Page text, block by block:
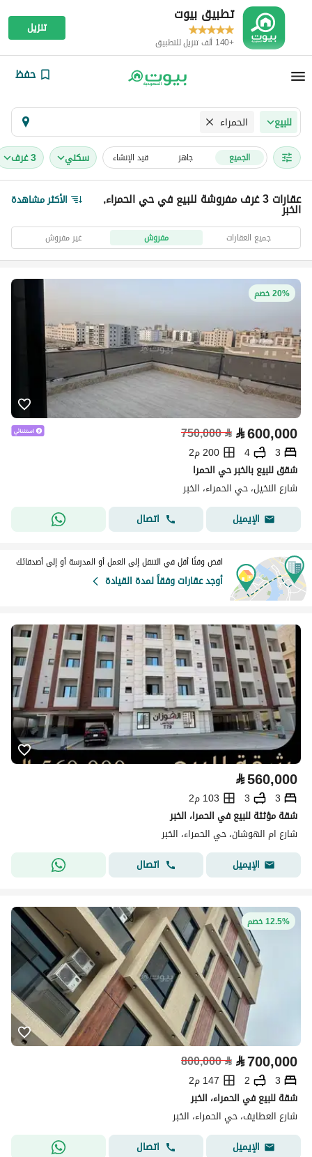
تطبيق بيوت
+140 ألف تنزيل للتطبيق
تنزيل
حفظ
للبيع الحمراء
الجميع جاهز قيد الإنشاء سكني 3 غرف
عقارات 3 غرف مفروشة للبيع في حي الحمراء, الخبر الأكثر مشاهدة
جميع العقارات مفروش غير مفروش
20% خصم
⃁600,000
⃁
750,000
3
4
200 م2
شقق للبيع بالخبر حي الحمرا
شارع النخيل، حي الحمراء، الخبر
الإيميل
اتصال
اقض وقتًا أقل في التنقل إلى العمل أو المدرسة أو إلى أصدقائك
أوجد عقارات وفقاً لمدة القيادة
⃁560,000
3
3
103 م2
شقة مؤثثة للبيع في الحمرا، الخبر
شارع ام الهوشان، حي الحمراء، الخبر
الإيميل
اتصال
12.5% خصم
⃁700,000
⃁
800,000
3
2
147 م2
شقة للبيع في الحمراء، الخبر
شارع العطايف، حي الحمراء، الخبر
الإيميل
اتصال